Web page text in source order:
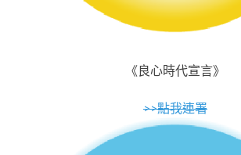
《良心時代宣言》
>>點我連署